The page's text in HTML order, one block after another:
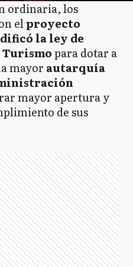
ordinaria, los
elproyecto
la ley de
Turismopara dotar a
mayor autarquía
mayor apertura y
de sus